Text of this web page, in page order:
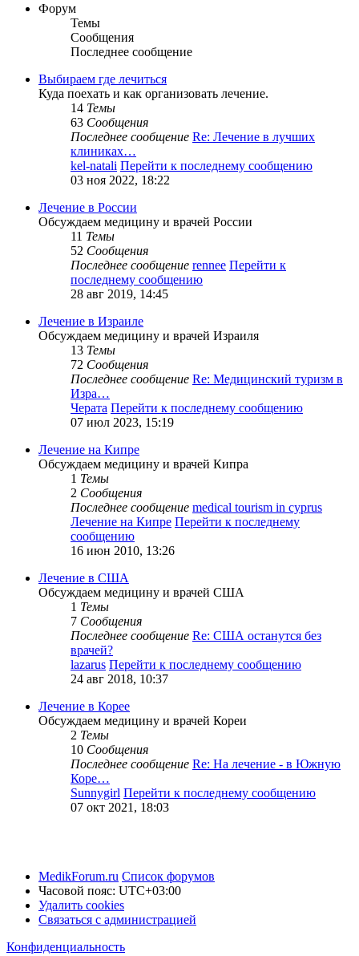
Форум
Темы
Сообщения
Последнее сообщение
Выбираем где лечиться
Куда поехать и как организовать лечение.
14 Темы
63 Сообщения
Последнее сообщение Re: Лечение в лучших
клиниках…
kel-natali Перейти к последнему сообщению
03 ноя 2022, 18:22
Лечение в России
Обсуждаем медицину и врачей России
11 Темы
52 Сообщения
Последнее сообщение rennee Перейти к
последнему сообщению
28 авг 2019, 14:45
Лечение в Израиле
Обсуждаем медицину и врачей Израиля
13 Темы
72 Сообщения
Последнее сообщение Re: Медицинский туризм в
Изра…
Черата Перейти к последнему сообщению
07 июл 2023, 15:19
Лечение на Кипре
Обсуждаем медицину и врачей Кипра
1 Темы
2 Сообщения
Последнее сообщение medical tourism in cyprus
Лечение на Кипре Перейти к последнему
сообщению
16 июн 2010, 13:26
Лечение в США
Обсуждаем медицину и врачей США
1 Темы
7 Сообщения
Последнее сообщение Re: США останутся без
врачей?
lazarus Перейти к последнему сообщению
24 авг 2018, 10:37
Лечение в Корее
Обсуждаем медицину и врачей Кореи
2 Темы
10 Сообщения
Последнее сообщение Re: На лечение - в Южную
Коре…
Sunnygirl Перейти к последнему сообщению
07 окт 2021, 18:03
MedikForum.ru Список форумов
Часовой пояс: UTC+03:00
Удалить cookies
Связаться с администрацией
Конфиденциальность